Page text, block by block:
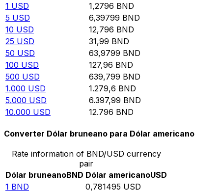
1 USD 1,2796 BND
5 USD 6,39799 BND
10 USD 12,796 BND
25 USD 31,99 BND
50 USD 63,9799 BND
100 USD 127,96 BND
500 USD 639,799 BND
1.000 USD 1.279,6 BND
5.000 USD 6.397,99 BND
10.000 USD 12.796 BND
Converter Dólar bruneano para Dólar americano
Rate information of BND/USD currency
pair
Dólar bruneanoBND Dólar americanoUSD
1 BND 0,781495 USD